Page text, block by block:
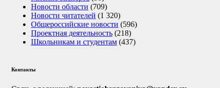
Новости области (709)
Новости читателей (1 320)
Общероссийские новости (596)
Проектная деятельность (218)
Школьникам и студентам (437)
Контакты